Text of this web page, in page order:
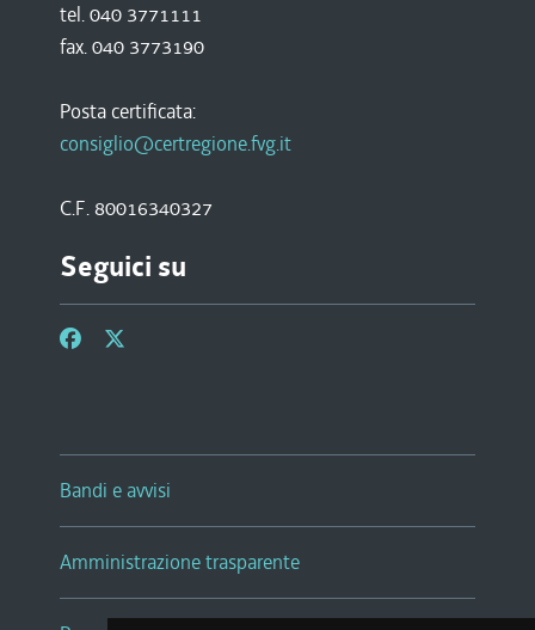
tel. 040 3771111
fax. 040 3773190
Posta certificata:
consiglio@certregione.fvg.it
C.F. 80016340327
Seguici su
Bandi e avvisi
Amministrazione trasparente